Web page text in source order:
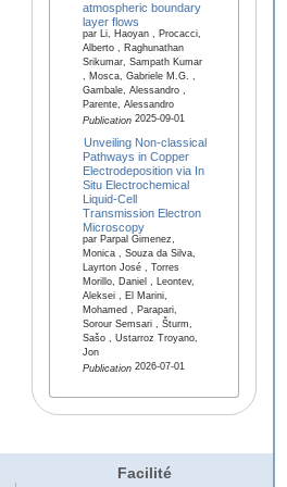
atmospheric boundary
layer flows
par Li, Haoyan , Procacci,
Alberto , Raghunathan
Srikumar, Sampath Kumar
, Mosca, Gabriele M.G. ,
Gambale, Alessandro ,
Parente, Alessandro
Publication2025-09-01
Unveiling Non‐classical
Pathways in Copper
Electrodeposition via In
Situ Electrochemical
Liquid‐Cell
Transmission Electron
Microscopy
par Parpal Gimenez,
Monica , Souza da Silva,
Layrton José , Torres
Morillo, Daniel , Leontev,
Aleksei , El Marini,
Mohamed , Parapari,
Sorour Semsari , Šturm,
Sašo , Ustarroz Troyano,
Jon
Publication2026-07-01
Facilité